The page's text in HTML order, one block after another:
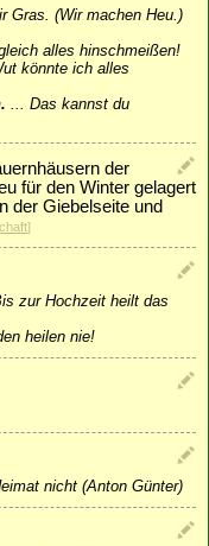
Gras. (Wir machen Heu.)
alles hinschmeißen!
könnte ich alles
... Das kannst du
der
für den Winter gelagert
der Giebelseite und
]
zur Hochzeit heilt das
heilen nie!
nicht (Anton Günter)